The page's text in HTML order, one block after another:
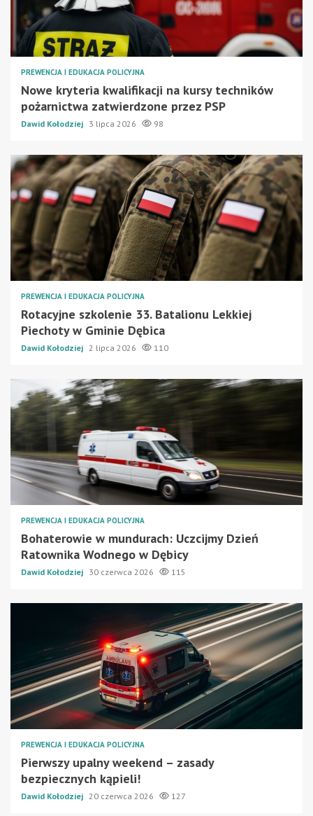
PREWENCJA I EDUKACJA POLICYJNA
Nowe kryteria kwalifikacji na kursy techników
pożarnictwa zatwierdzone przez PSP
Dawid Kołodziej 3 lipca 2026 98
PREWENCJA I EDUKACJA POLICYJNA
Rotacyjne szkolenie 33. Batalionu Lekkiej
Piechoty w Gminie Dębica
Dawid Kołodziej 2 lipca 2026 110
PREWENCJA I EDUKACJA POLICYJNA
Bohaterowie w mundurach: Uczcijmy Dzień
Ratownika Wodnego w Dębicy
Dawid Kołodziej 30 czerwca 2026 115
PREWENCJA I EDUKACJA POLICYJNA
Pierwszy upalny weekend – zasady
bezpiecznych kąpieli!
Dawid Kołodziej 20 czerwca 2026 127